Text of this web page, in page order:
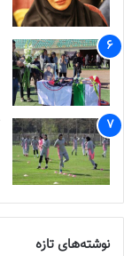
نوشته‌های تازه